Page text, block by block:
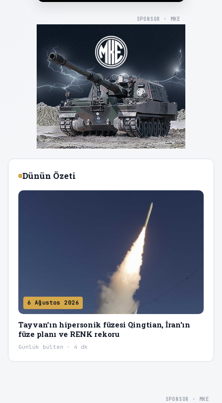
SPONSOR · MKE
Dünün Özeti
6 Ağustos 2026
Tayvan'ın hipersonik füzesi Qingtian, İran'ın
füze planı ve RENK rekoru
Günlük bülten · 4 dk
SPONSOR · MKE